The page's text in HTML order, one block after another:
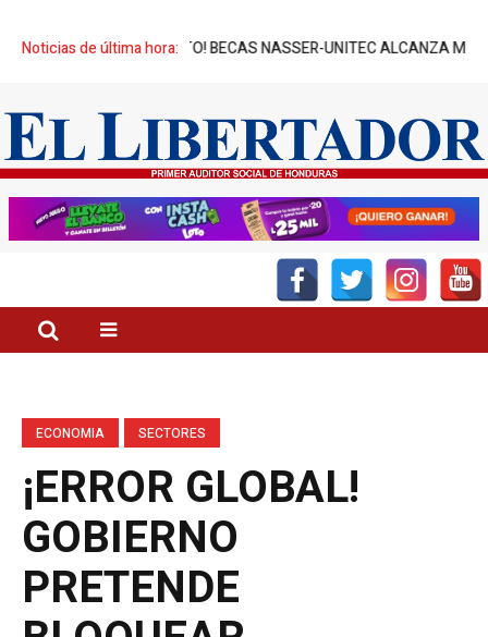
Noticias de última hora:
¡ÉXITO! BECAS NASSER-UNITEC ALCANZA MIL JÓVENES
ECONOMIA SECTORES
¡ERROR GLOBAL!
GOBIERNO
PRETENDE